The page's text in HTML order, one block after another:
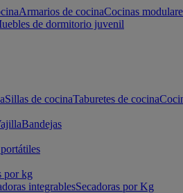
Armarios de cocinaCocinas
de dormitorio juvenil
Sillas de cocinaTaburetes de cocina
Bandejas
por kg
integrablesSecadoras por Kg